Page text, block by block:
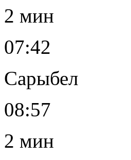
2 мин
07:42
Сарыбел
08:57
2 мин